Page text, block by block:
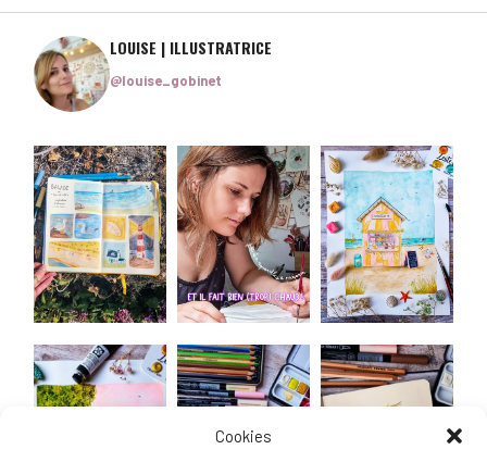
Cookies
LOUISE | ILLUSTRATRICE
@louise_gobinet